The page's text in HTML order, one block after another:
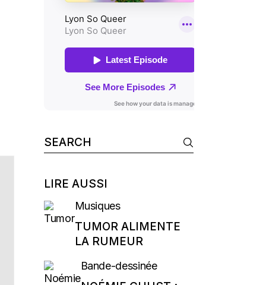
Search
for:
LIRE AUSSI
Musiques
TUMOR ALIMENTE
LA RUMEUR
Bande-dessinée